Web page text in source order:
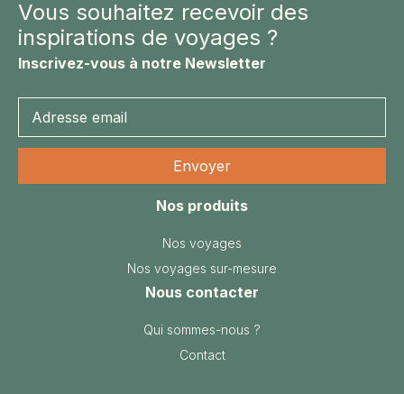
Vous souhaitez recevoir des
inspirations de voyages ?
Inscrivez-vous à notre Newsletter
Nos produits
Nos voyages
Nos voyages sur-mesure
Nous contacter
Qui sommes-nous ?
Contact